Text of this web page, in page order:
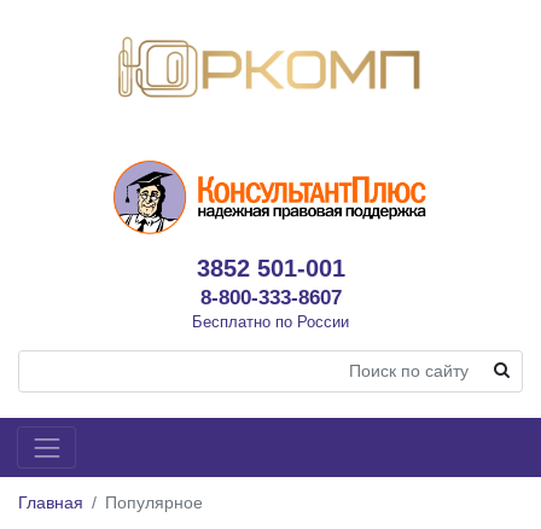
3852 501-001
8-800-333-8607
Бесплатно по России
Главная Популярное